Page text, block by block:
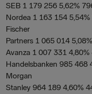
SEB 1 179 256 5,62%
Nordea 1 163 154
Fischer
Partners 1 065 014
Avanza 1 007 331
Handelsbanken 985 468
Morgan
Stanley 964 189 4,60%